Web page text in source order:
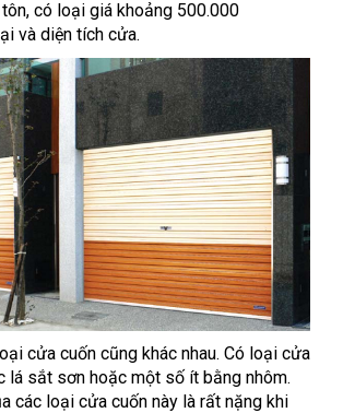
có loại giá khoảng 500.000
và diện tích cửa.
cửa cuốn cũng khác nhau. Có loại cửa
lá sắt sơn hoặc một số ít bằng nhôm.
các loại cửa cuốn này là rất nặng khi